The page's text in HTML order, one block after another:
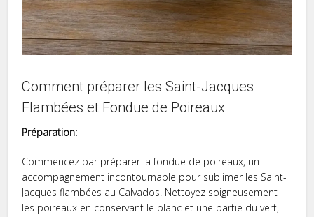
Comment préparer les Saint-Jacques
Flambées et Fondue de Poireaux
Préparation:
Commencez par préparer la fondue de poireaux, un
accompagnement incontournable pour sublimer les Saint-
Jacques flambées au Calvados. Nettoyez soigneusement
les poireaux en conservant le blanc et une partie du vert,